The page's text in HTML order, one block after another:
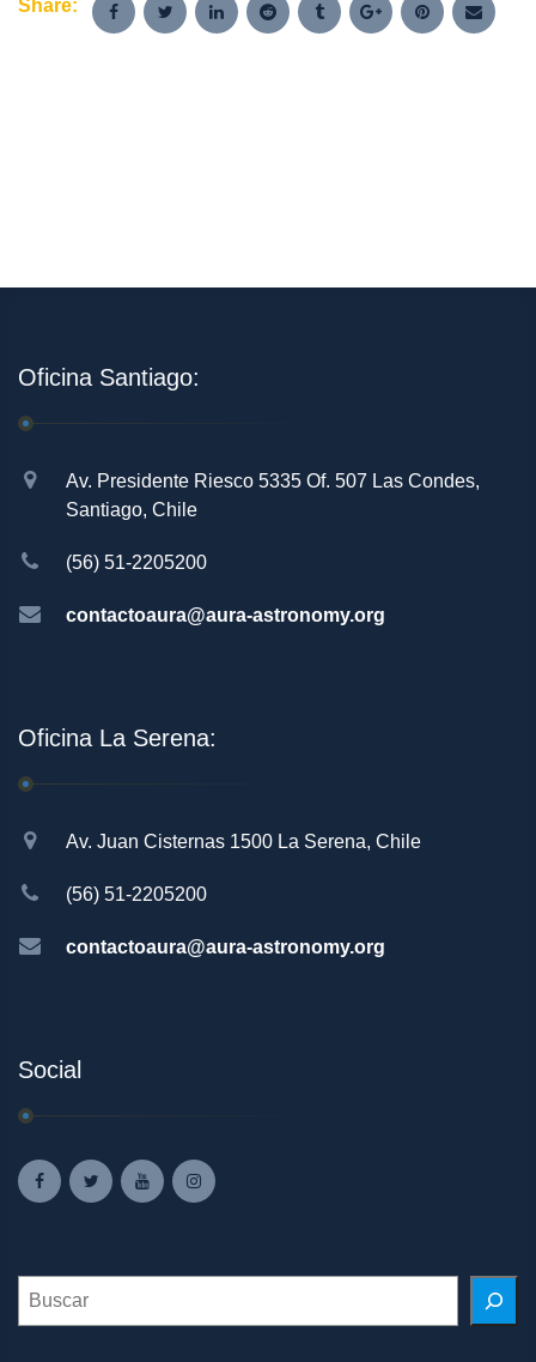
Share:
Oficina Santiago:
Av. Presidente Riesco 5335 Of. 507 Las Condes,
Santiago, Chile
(56) 51-2205200
contactoaura@aura-astronomy.org
Oficina La Serena:
Av. Juan Cisternas 1500 La Serena, Chile
(56) 51-2205200
contactoaura@aura-astronomy.org
Social
Search